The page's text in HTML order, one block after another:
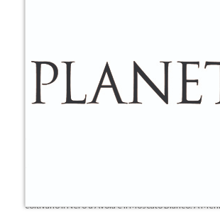
è uno dei principali produttori di
generazioni, che dal 1500 si tramanda,
distogliere lo sguardo dalle radici.
E' il luogo ideale per chi ama il vino in tutte le sue
Planeta
coniuga i classici vini del passato alle
gusto, offrendo una varietà inimitabile di sapori. I
spazio di 363 ettari di terreno, dislocati in più
preciso progetto di produzione. La prima tenuta ad
1995 è Ulmo, situata vicino Sambuco di Sicilia,
Chardonnay Planeta, il Merlot Sito dell'Ulmo e il
effettuare visite in cantina ed effettuare
che prende il nome dalla contrada in cui è
coltivano il Nero d’Avola e il Moscato Bianco. A